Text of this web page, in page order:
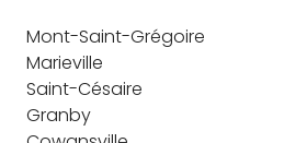
Mont-Saint-Grégoire
Marieville
Saint-Césaire
Granby